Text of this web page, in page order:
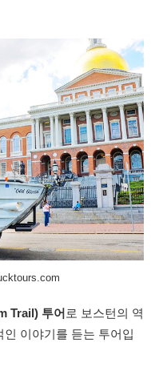
Trail) 투어 로 보스턴의 역
이야기를 듣는 투어입